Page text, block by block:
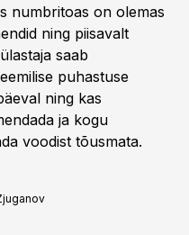
numbritoas on olemas
ning piisavalt
saab
puhastuse
ning kas
ja kogu
voodist tõusmata.